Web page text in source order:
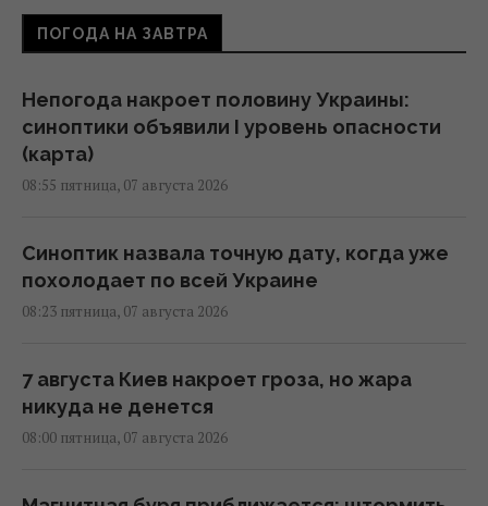
ПОГОДА НА ЗАВТРА
Непогода накроет половину Украины:
синоптики объявили I уровень опасности
(карта)
08:55 пятница, 07 августа 2026
Синоптик назвала точную дату, когда уже
похолодает по всей Украине
08:23 пятница, 07 августа 2026
7 августа Киев накроет гроза, но жара
никуда не денется
08:00 пятница, 07 августа 2026